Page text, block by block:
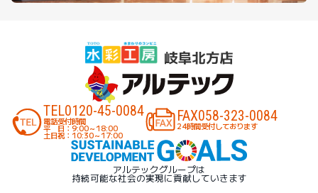
TEL0120-45-0084
電話受付時間
平 日：9:00～18:00
土日祝：10:30～17:00
FAX058-323-0084
24時間受付しております
アルテックグループは
持続可能な社会の実現に貢献していきます